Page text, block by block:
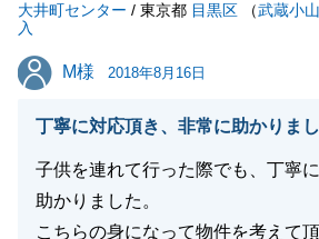
光栄に思います。
ですのでお気軽にご連絡頂ければと
閉じる
大井町センター / 東京都 目黒区 （武蔵小
入
M様
M様 2018年8月16日
丁寧に対応頂き、非常に助かりま
子供を連れて行った際でも、丁寧
助かりました。
こちらの身になって物件を考えて